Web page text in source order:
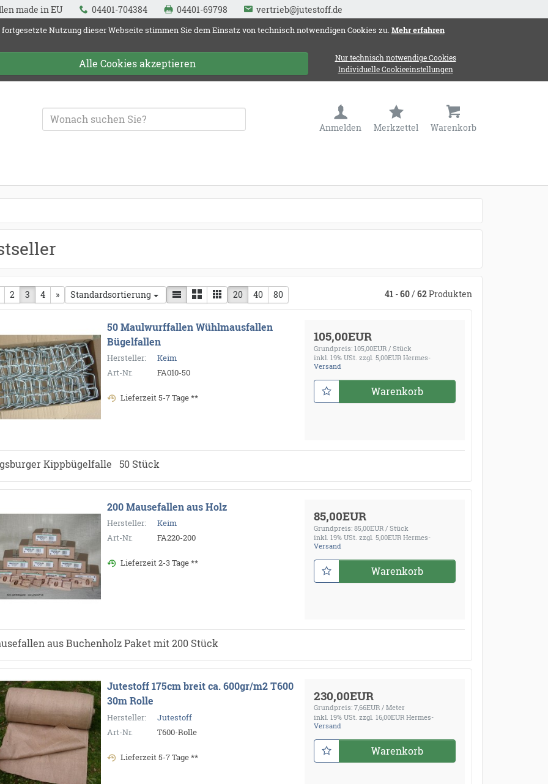
made in EU 04401-704384 04401-69798 vertrieb@jutestoff.de
Nutzung dieser Webseite stimmen Sie dem Einsatz von technisch notwendigen Cookies zu. Mehr erfahren
Alle Cookies akzeptieren
Nur technisch notwendige Cookies
Individuelle Cookieeinstellungen
Anmelden Merkzettel Warenkorb
41-60/ 62Produkten
Seite
2 3 4 nächste Seite
» Standardsortierung 20 40 80
50 Maulwurffallen Wühlmausfallen
Bügelfallen
Hersteller:
Keim
Art-Nr.
FA010-50
Lieferzeit 5-7 Tage **
105,00EUR
Grundpreis: 105,00EUR / Stück
inkl. 19% USt. zzgl. 5,00EUR Hermes-
Versand
Warenkorb
Kippbügelfalle 50 Stück
200 Mausefallen aus Holz
Hersteller:
Keim
Art-Nr.
FA220-200
Lieferzeit 2-3 Tage **
85,00EUR
Grundpreis: 85,00EUR / Stück
inkl. 19% USt. zzgl. 5,00EUR Hermes-
Versand
Warenkorb
aus Buchenholz Paket mit 200 Stück
Jutestoff 175cm breit ca. 600gr/m2 T600
30m Rolle
Hersteller:
Jutestoff
Art-Nr.
T600-Rolle
Lieferzeit 5-7 Tage **
230,00EUR
Grundpreis: 7,66EUR / Meter
inkl. 19% USt. zzgl. 16,00EUR Hermes-
Versand
Warenkorb